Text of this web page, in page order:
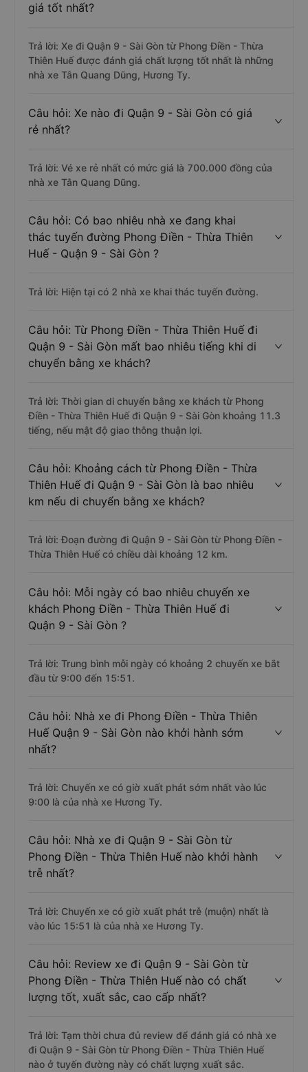
giá tốt nhất?
Trả lời: Xe đi Quận 9 - Sài Gòn từ Phong Điền - Thừa
Thiên Huế được đánh giá chất lượng tốt nhất là những
nhà xe Tân Quang Dũng, Hương Ty.
Câu hỏi: Xe nào đi Quận 9 - Sài Gòn có giá
rẻ nhất?
Trả lời: Vé xe rẻ nhất có mức giá là 700.000 đồng của
nhà xe Tân Quang Dũng.
Câu hỏi: Có bao nhiêu nhà xe đang khai
thác tuyến đường Phong Điền - Thừa Thiên
Huế - Quận 9 - Sài Gòn ?
Trả lời: Hiện tại có 2 nhà xe khai thác tuyến đường.
Câu hỏi: Từ Phong Điền - Thừa Thiên Huế đi
Quận 9 - Sài Gòn mất bao nhiêu tiếng khi di
chuyển bằng xe khách?
Trả lời: Thời gian di chuyển bằng xe khách từ Phong
Điền - Thừa Thiên Huế đi Quận 9 - Sài Gòn khoảng 11.3
tiếng, nếu mật độ giao thông thuận lợi.
Câu hỏi: Khoảng cách từ Phong Điền - Thừa
Thiên Huế đi Quận 9 - Sài Gòn là bao nhiêu
km nếu di chuyển bằng xe khách?
Trả lời: Đoạn đường đi Quận 9 - Sài Gòn từ Phong Điền -
Thừa Thiên Huế có chiều dài khoảng 12 km.
Câu hỏi: Mỗi ngày có bao nhiêu chuyến xe
khách Phong Điền - Thừa Thiên Huế đi
Quận 9 - Sài Gòn ?
Trả lời: Trung bình mỗi ngày có khoảng 2 chuyến xe bắt
đầu từ 9:00 đến 15:51.
Câu hỏi: Nhà xe đi Phong Điền - Thừa Thiên
Huế Quận 9 - Sài Gòn nào khởi hành sớm
nhất?
Trả lời: Chuyến xe có giờ xuất phát sớm nhất vào lúc
9:00 là của nhà xe Hương Ty.
Câu hỏi: Nhà xe đi Quận 9 - Sài Gòn từ
Phong Điền - Thừa Thiên Huế nào khởi hành
trễ nhất?
Trả lời: Chuyến xe có giờ xuất phát trễ (muộn) nhất là
vào lúc 15:51 là của nhà xe Hương Ty.
Câu hỏi: Review xe đi Quận 9 - Sài Gòn từ
Phong Điền - Thừa Thiên Huế nào có chất
lượng tốt, xuất sắc, cao cấp nhất?
Trả lời: Tạm thời chưa đủ review để đánh giá có nhà xe
đi Quận 9 - Sài Gòn từ Phong Điền - Thừa Thiên Huế
nào ở tuyến đường này có chất lượng xuất sắc.